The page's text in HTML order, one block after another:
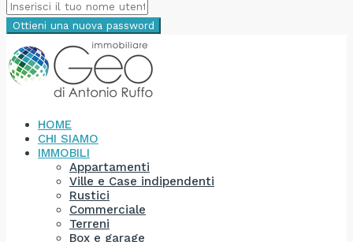
Ottieni una nuova password
HOME
CHI SIAMO
IMMOBILI
Appartamenti
Ville e Case indipendenti
Rustici
Commerciale
Terreni
Box e garage